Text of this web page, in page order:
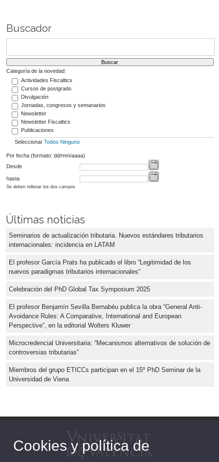
Buscador
Categoría de la novedad:
Actividades Fiscaltics
Cursos de postgrado
Divulgación
Jornadas, congresos y semanarios
Newsletter
Newsletter Fiscaltics
Publicaciones
Seleccionar Todos Ninguno
Por fecha (formato: dd/mm/aaaa)
Desde
hasta
Se deben rellenar los dos campos
Últimas noticias
Seminarios de actualización tributaria. Nuevos estándares tributarios
internacionales: incidencia en LATAM
El profesor García Prats ha publicado el libro “Legitimidad de los
nuevos paradigmas tributarios internacionales”
Celebración del PhD Global Tax Symposium 2025
El profesor Benjamín Sevilla Bernabéu publica la obra “General Anti-
Avoidance Rules: A Comparative, International and European
Perspective”, en la editorial Wolters Kluwer
Microcredencial Universitaria: “Mecanismos alternativos de solución de
controversias tributarias”
Miembros del grupo ETICCs participan en el 15º PhD Seminar de la
Universidad de Viena
Cookies y política de